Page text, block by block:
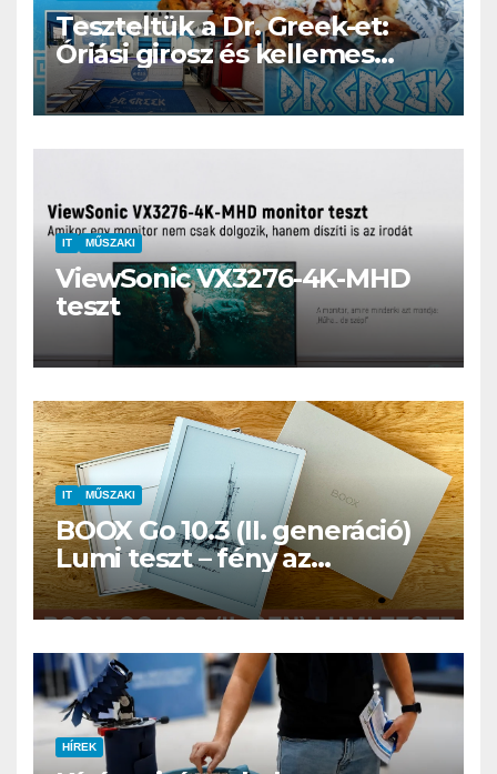
Teszteltük a Dr. Greek-et:
Óriási girosz és kellemes
kerthelyiség Csepel szívében
IT MŰSZAKI
ViewSonic VX3276-4K-MHD
teszt
IT MŰSZAKI
BOOX Go 10.3 (II. generáció)
Lumi teszt – fény az
éjszakában, fél könyvtár a
családi csomagban
HÍREK